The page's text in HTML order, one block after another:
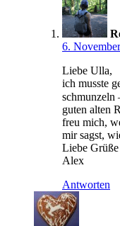
6.
Liebe Ulla,
ich musste
schmunzeln
guten alten
freu mich,
mir sagst,
Liebe
Alex
Antworten